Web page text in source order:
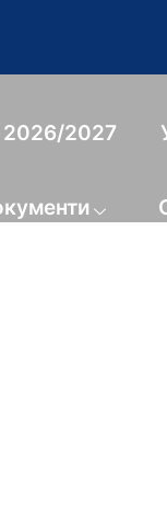
2027